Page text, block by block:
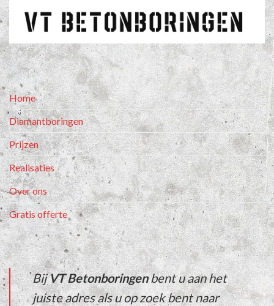
Home
Diamantboringen
Prijzen
Realisaties
Over ons
Gratis offerte
BijVT Betonboringenbent u aan het
juiste adres als u op zoek bent naar